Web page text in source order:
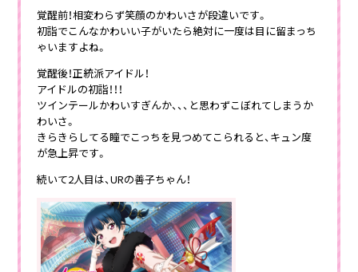
覚醒前！相変わらず笑顔のかわいさが段違いです。
初詣でこんなかわいい子がいたら絶対に一度は目に留まっち
ゃいますよね。
覚醒後！正統派アイドル！
アイドルの初詣！！！
ツインテールかわいすぎんか、、、と思わずこぼれてしまうか
わいさ。
きらきらしてる瞳でこっちを見つめてこられると、キュン度
が急上昇です。
続いて2人目は、URの善子ちゃん！